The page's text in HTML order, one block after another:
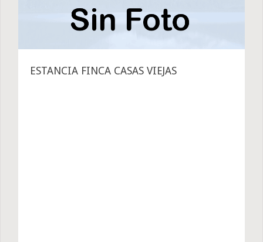
ESTANCIA FINCA CASAS VIEJAS